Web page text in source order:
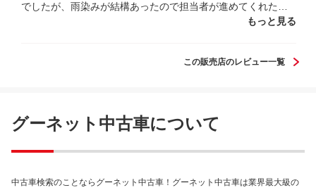
でしたが、雨染みが結構あったので担当者が進めてくれたコ
ーティングを実施に納車する事にしました。 コーティングの
けました。 この説明から赤字になっても妥協無く研磨してく
レンジローバーは妥協無く研磨しT-クロスは工数を掛けれな
ン、新車と中古車で線引きしている様な印象です。 認定中古
に言ったらいけないと思いました。 正式に発注するまでは話
もっと見る
この販売店のレビュー一覧
グーネット中古車について
中古車検索のことならグーネット中古車！グーネット中古車は業界最大級の